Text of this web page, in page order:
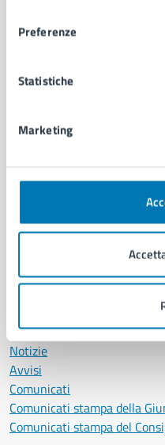
Preferenze
Statistiche
Marketing
Ambiente
Autorizzazioni
Cultura e tempo libero
Educazione e formazione
Giustizia e sicurezza pubblica
Salute, benessere e
Vita lavorativa
NOVITÀ
Notizie
Avvisi
Comunicati
Comunicati stampa della
Comunicati stampa del